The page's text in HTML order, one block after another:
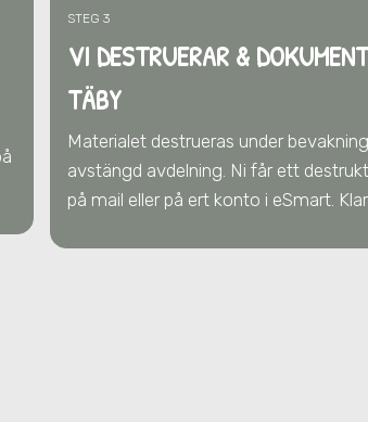
STEG 3
VI DESTRUERAR &
TÄBY
Materialet destrueras under
avstängd avdelning. Ni får ett
på mail eller på ert konto i eSmart.